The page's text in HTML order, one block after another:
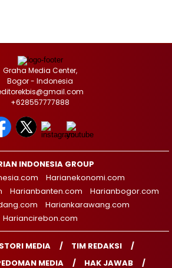
Graha Media Center,
Bogor - Indonesia
+628557777888
INDONESIA GROUP
Harianekonomi.com
Harianbanten.com
Harianbogor.com
Hariankarawang.com
Hariancirebon.com
MEDIA
TIM REDAKSI
MEDIA
HAK JAWAB